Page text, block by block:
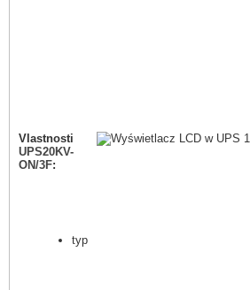
Vlastnosti
UPS20KV-
ON/3F:
typ